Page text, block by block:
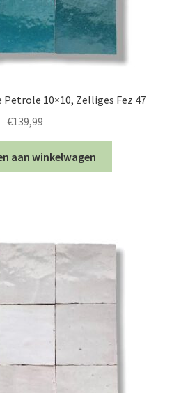
10×10, Zelliges Fez 47
€139,99
aan winkelwagen